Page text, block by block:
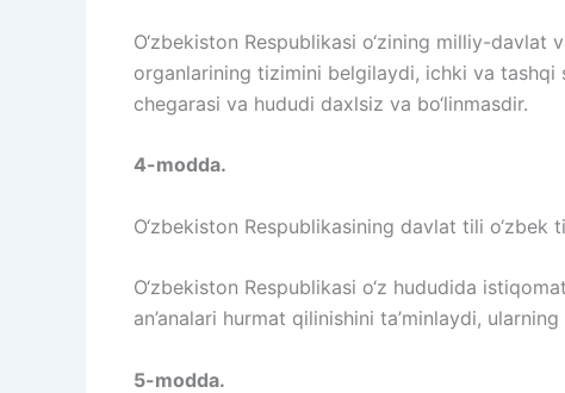
O‘zbekiston Respublikasi o‘zining milliy-
organlarining tizimini belgilaydi, ichki va tashqi
chegarasi va hududi daxlsiz va bo‘linmasdir.
4-modda.
O‘zbekiston Respublikasining davlat tili o‘zbek
O‘zbekiston Respublikasi o‘z hududida
an’analari hurmat qilinishini ta’minlaydi,
5-modda.